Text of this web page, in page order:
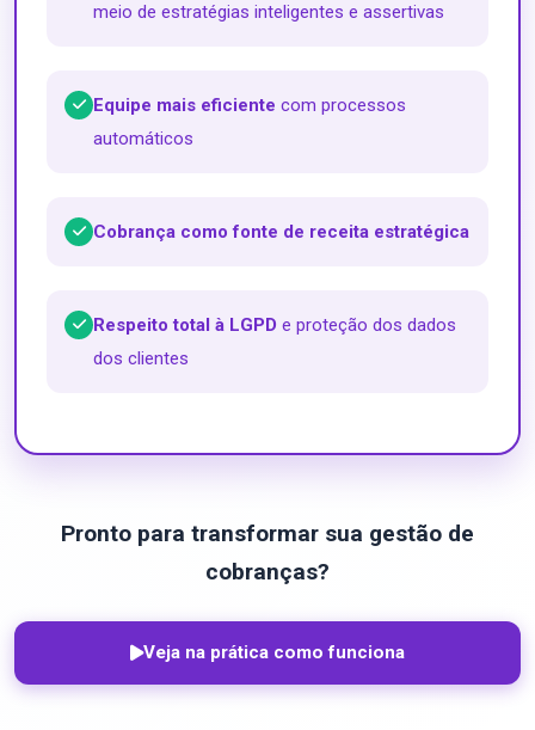
meio de estratégias inteligentes e assertivas
Equipe mais eficiente com processos
automáticos
Cobrança como fonte de receita estratégica
Respeito total à LGPD e proteção dos dados
dos clientes
Pronto para transformar sua gestão de
cobranças?
Veja na prática como funciona